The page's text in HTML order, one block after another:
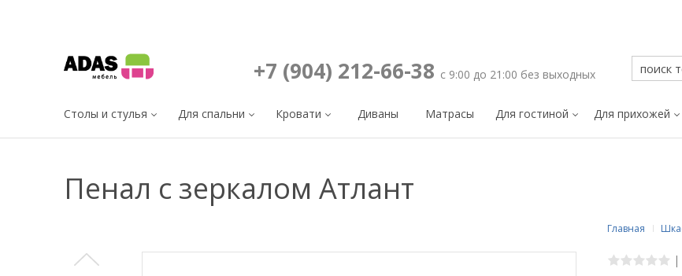
+7 (904) 212-66-38 с 9:00 до 21:00 без выходных
Столы и стулья Для спальни Кровати Диваны Матрасы Для гостиной Для прихожей
Пенал с зеркалом Атлант
Главная
|